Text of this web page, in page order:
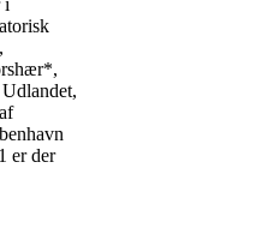
i
er der